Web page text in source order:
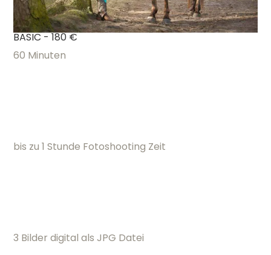
BASIC - 180 €
60 Minuten
bis zu 1 Stunde Fotoshooting Zeit
3 Bilder digital als JPG Datei